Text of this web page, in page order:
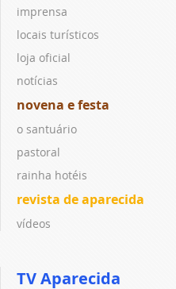
imprensa
locais turísticos
loja oficial
notícias
novena e festa
o santuário
pastoral
rainha hotéis
revista de aparecida
vídeos
TV Aparecida